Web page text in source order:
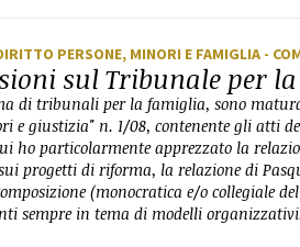
PERSONE, MINORI E FAMIGLIA -
sul Tribunale per
di tribunali per la famiglia, sono
e giustizia" n. 1/08, contenente gli atti
ho particolarmente apprezzato la
progetti di riforma, la relazione di
(monocratica e/o collegiale
sempre in tema di modelli